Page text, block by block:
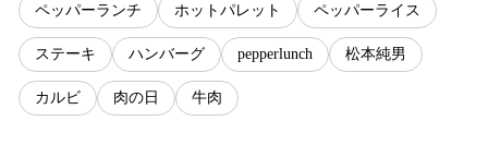
ペッパーランチ ホットパレット ペッパーライス
ステーキ ハンバーグ pepperlunch 松本純男
カルビ 肉の日 牛肉